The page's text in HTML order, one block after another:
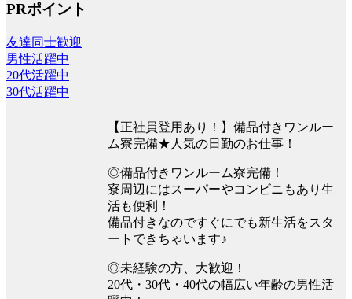
PRポイント
友達同士歓迎
男性活躍中
20代活躍中
30代活躍中
【正社員登用あり！】備品付きワンルー
ム寮完備★人気の日勤のお仕事！
◎備品付きワンルーム寮完備！
寮周辺にはスーパーやコンビニもあり生
活も便利！
備品付きなのですぐにでも新生活をスタ
ートできちゃいます♪
◎未経験の方、大歓迎！
20代・30代・40代の幅広い年齢の男性活